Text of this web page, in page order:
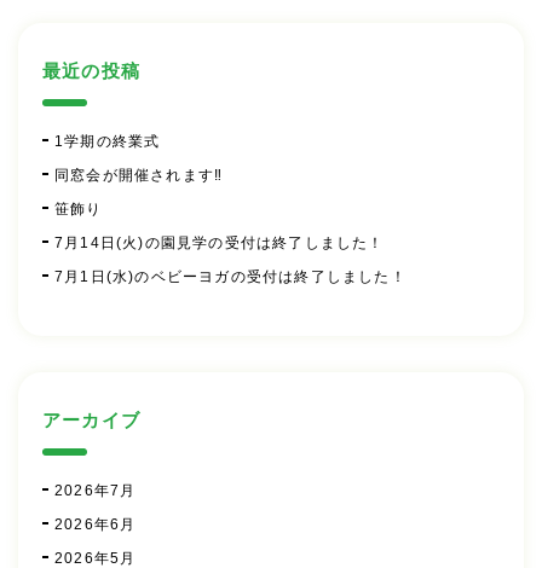
最近の投稿
1学期の終業式
同窓会が開催されます‼
笹飾り
7月14日(火)の園見学の受付は終了しました！
7月1日(水)のベビーヨガの受付は終了しました！
アーカイブ
2026年7月
2026年6月
2026年5月